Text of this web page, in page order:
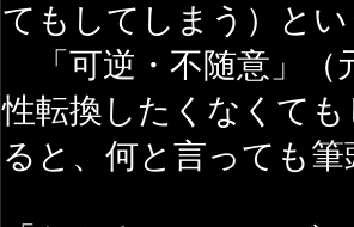
てもしてしまう）と
「可逆・不随意」（
性転換したくなくて
ると、何と言っても筆